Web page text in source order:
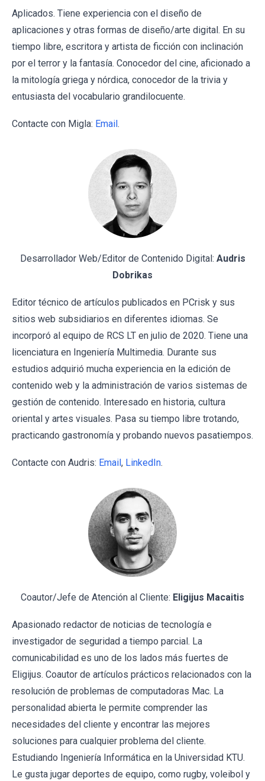
Aplicados. Tiene experiencia con el diseño de
aplicaciones y otras formas de diseño/arte digital. En su
tiempo libre, escritora y artista de ficción con inclinación
por el terror y la fantasía. Conocedor del cine, aficionado a
la mitología griega y nórdica, conocedor de la trivia y
entusiasta del vocabulario grandilocuente.
Contacte con Migla: Email.
Desarrollador Web/Editor de Contenido Digital: Audris
Dobrikas
Editor técnico de artículos publicados en PCrisk y sus
sitios web subsidiarios en diferentes idiomas. Se
incorporó al equipo de RCS LT en julio de 2020. Tiene una
licenciatura en Ingeniería Multimedia. Durante sus
estudios adquirió mucha experiencia en la edición de
contenido web y la administración de varios sistemas de
gestión de contenido. Interesado en historia, cultura
oriental y artes visuales. Pasa su tiempo libre trotando,
practicando gastronomía y probando nuevos pasatiempos.
Contacte con Audris: Email, LinkedIn.
Coautor/Jefe de Atención al Cliente: Eligijus Macaitis
Apasionado redactor de noticias de tecnología e
investigador de seguridad a tiempo parcial. La
comunicabilidad es uno de los lados más fuertes de
Eligijus. Coautor de artículos prácticos relacionados con la
resolución de problemas de computadoras Mac. La
personalidad abierta le permite comprender las
necesidades del cliente y encontrar las mejores
soluciones para cualquier problema del cliente.
Estudiando Ingeniería Informática en la Universidad KTU.
Le gusta jugar deportes de equipo, como rugby, voleibol y